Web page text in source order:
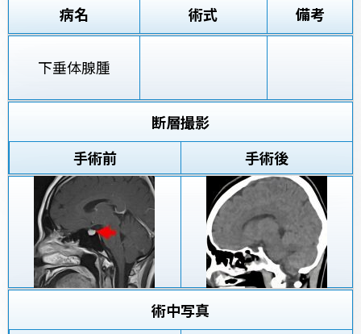
病名 術式 備考
下垂体腺腫
断層撮影
手術前
手術後
術中写真